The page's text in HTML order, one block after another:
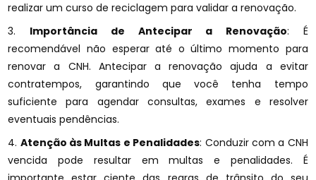
realizar um curso de reciclagem para validar a renovação.
3. Importância de Antecipar a Renovação: É
recomendável não esperar até o último momento para
renovar a CNH. Antecipar a renovação ajuda a evitar
contratempos, garantindo que você tenha tempo
suficiente para agendar consultas, exames e resolver
eventuais pendências.
4. Atenção às Multas e Penalidades: Conduzir com a CNH
vencida pode resultar em multas e penalidades. É